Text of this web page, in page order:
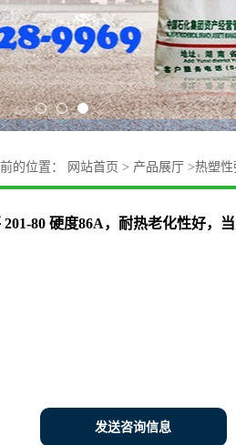
的位置： 网站首页 > 产品展厅 >热塑
80 硬度86A，耐热老化性好，
发送咨询信息